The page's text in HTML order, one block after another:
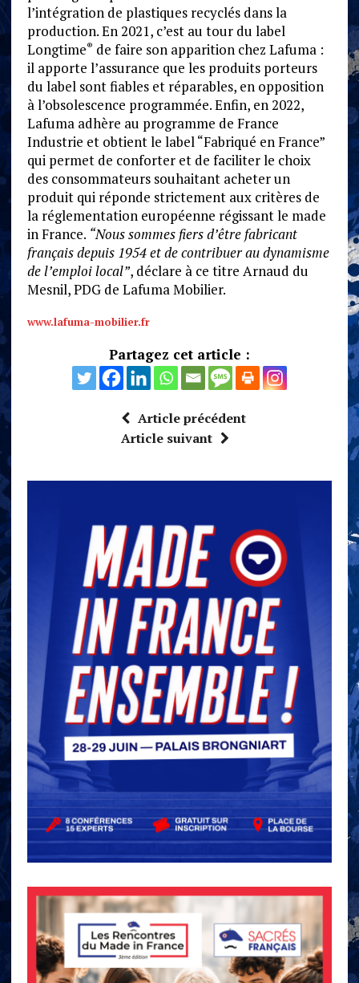
l’intégration de plastiques recyclés dans la
production. En 2021, c’est au tour du label
Longtime® de faire son apparition chez Lafuma :
il apporte l’assurance que les produits porteurs
du label sont fiables et réparables, en opposition
à l’obsolescence programmée. Enfin, en 2022,
Lafuma adhère au programme de France
Industrie et obtient le label “Fabriqué en France”
qui permet de conforter et de faciliter le choix
des consommateurs souhaitant acheter un
produit qui réponde strictement aux critères de
la réglementation européenne régissant le made
in France. “Nous sommes fiers d’être fabricant
français depuis 1954 et de contribuer au dynamisme
de l’emploi local”, déclare à ce titre Arnaud du
Mesnil, PDG de Lafuma Mobilier.
www.lafuma-mobilier.fr
Partagez cet article :
Article précédent
Article suivant